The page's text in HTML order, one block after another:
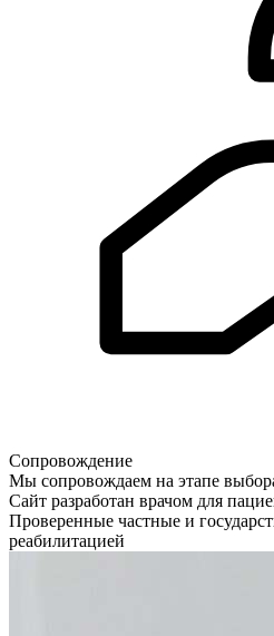
Сопровождение
Мы сопровождаем на этапе
Сайт разработан врачом для
Проверенные частные и
реабилитацией